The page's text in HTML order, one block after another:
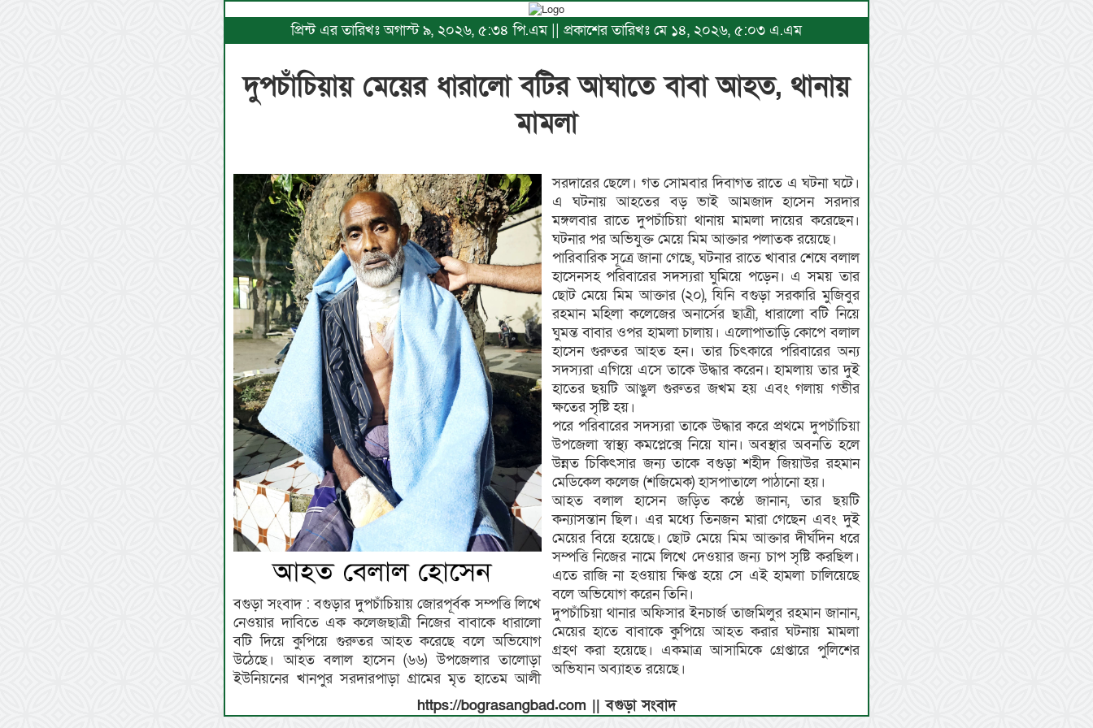
প্রিন্ট এর তারিখঃ অগাস্ট ৯, ২০২৬, ৫:৩৪ পি.এম || প্রকাশের তারিখঃ মে ১৪, ২০২৬, ৫:০৩ এ.এম
দুপচাঁচিয়ায় মেয়ের ধারালো বটির আঘাতে বাবা আহত, থানায়
মামলা
বগুড়া সংবাদ : বগুড়ার দুপচাঁচিয়ায় জোরপূর্বক সম্পত্তি লিখে
নেওয়ার দাবিতে এক কলেজছাত্রী নিজের বাবাকে ধারালো
বটি দিয়ে কুপিয়ে গুরুতর আহত করেছে বলে অভিযোগ
উঠেছে। আহত বলাল হাসেন (৬৬) উপজেলার তালোড়া
ইউনিয়নের খানপুর সরদারপাড়া গ্রামের মৃত হাতেম আলী
সরদারের ছেলে। গত সোমবার দিবাগত রাতে এ ঘটনা ঘটে।
এ ঘটনায় আহতের বড় ভাই আমজাদ হাসেন সরদার
মঙ্গলবার রাতে দুপচাঁচিয়া থানায় মামলা দায়ের করেছেন।
ঘটনার পর অভিযুক্ত মেয়ে মিম আক্তার পলাতক রয়েছে।
পারিবারিক সূত্রে জানা গেছে, ঘটনার রাতে খাবার শেষে বলাল
হাসেনসহ পরিবারের সদস্যরা ঘুমিয়ে পড়েন। এ সময় তার
ছোট মেয়ে মিম আক্তার (২০), যিনি বগুড়া সরকারি মুজিবুর
রহমান মহিলা কলেজের অনার্সের ছাত্রী, ধারালো বটি নিয়ে
ঘুমন্ত বাবার ওপর হামলা চালায়। এলোপাতাড়ি কোপে বলাল
হাসেন গুরুতর আহত হন। তার চিৎকারে পরিবারের অন্য
সদস্যরা এগিয়ে এসে তাকে উদ্ধার করেন। হামলায় তার দুই
হাতের ছয়টি আঙুল গুরুতর জখম হয় এবং গলায় গভীর
ক্ষতের সৃষ্টি হয়।
পরে পরিবারের সদস্যরা তাকে উদ্ধার করে প্রথমে দুপচাঁচিয়া
উপজেলা স্বাস্থ্য কমপ্লেক্সে নিয়ে যান। অবস্থার অবনতি হলে
উন্নত চিকিৎসার জন্য তাকে বগুড়া শহীদ জিয়াউর রহমান
মেডিকেল কলেজ (শজিমেক) হাসপাতালে পাঠানো হয়।
আহত বলাল হাসেন জড়িত কণ্ঠে জানান, তার ছয়টি
কন্যাসন্তান ছিল। এর মধ্যে তিনজন মারা গেছেন এবং দুই
মেয়ের বিয়ে হয়েছে। ছোট মেয়ে মিম আক্তার দীর্ঘদিন ধরে
সম্পত্তি নিজের নামে লিখে দেওয়ার জন্য চাপ সৃষ্টি করছিল।
এতে রাজি না হওয়ায় ক্ষিপ্ত হয়ে সে এই হামলা চালিয়েছে
বলে অভিযোগ করেন তিনি।
দুপচাঁচিয়া থানার অফিসার ইনচার্জ তাজমিলুর রহমান জানান,
মেয়ের হাতে বাবাকে কুপিয়ে আহত করার ঘটনায় মামলা
গ্রহণ করা হয়েছে। একমাত্র আসামিকে গ্রেপ্তারে পুলিশের
অভিযান অব্যাহত রয়েছে।
https://bograsangbad.com || বগুড়া সংবাদ